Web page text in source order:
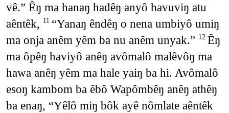
vê.” Êŋ ma hanaŋ hadêŋ anyô havuviŋ atu
aêntêk, 11 “Yanaŋ êndêŋ o nena umbiyô umiŋ
ma onja anêm yêm ba nu anêm unyak.” 12 Êŋ
ma ôpêŋ haviyô anêŋ avômalô malêvôŋ ma
hawa anêŋ yêm ma hale yaiŋ ba hi. Avômalô
esoŋ kambom ba êbô Wapômbêŋ anêŋ athêŋ
ba enaŋ, “Yêlô miŋ bôk ayê nômlate aêntêk